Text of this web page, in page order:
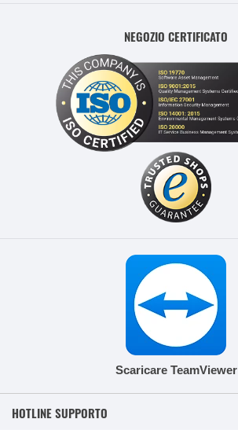
NEGOZIO CERTIFICATO
Scaricare TeamViewer
HOTLINE SUPPORTO